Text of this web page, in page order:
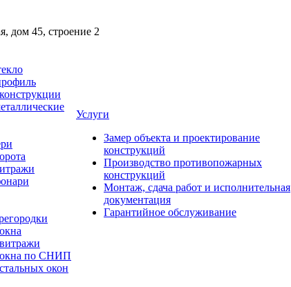
дом 45, строение 2
окна по СНИП
окон
Услуги
Замер объекта и проектирование
конструкций
Производство противопожарных
конструкций
Монтаж, сдача работ и исполнительная
документация
Гарантийное обслуживание